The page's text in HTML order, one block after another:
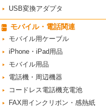
USB変換アダプタ
モバイル・電話関連
モバイル用ケーブル
iPhone・iPad用品
モバイル用品
電話機・周辺機器
コードレス電話機充電池
FAX用インクリボン・感熱紙